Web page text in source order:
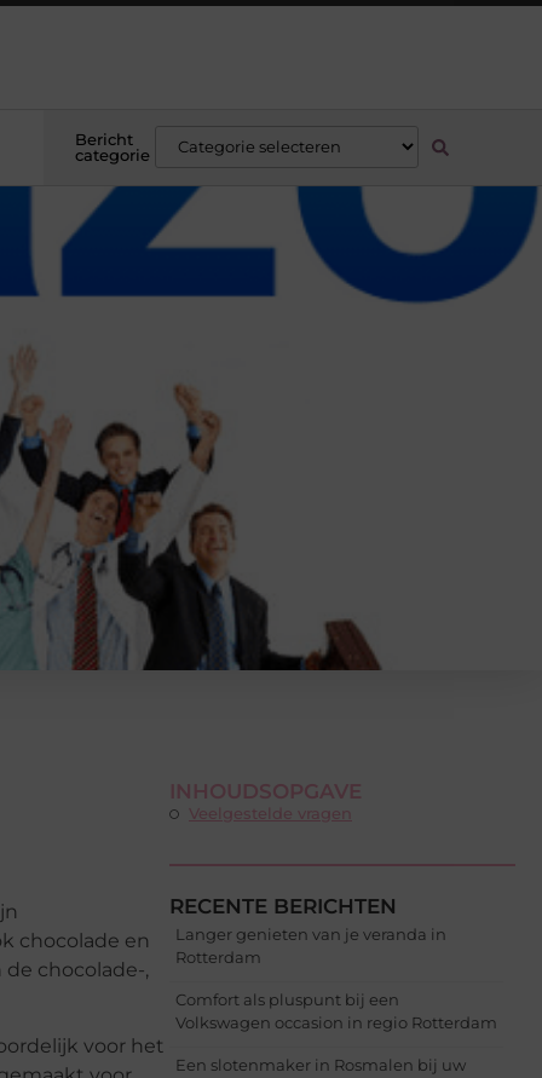
Bericht
categorie
chocolade en
chocolade-,
voor het
INHOUDSOPGAVE
Veelgestelde vragen
RECENTE BERICHTEN
Langer genieten van je veranda in
Rotterdam
Comfort als pluspunt bij een
Volkswagen occasion in regio Rotterdam
Een slotenmaker in Rosmalen bij uw